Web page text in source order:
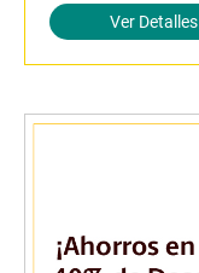
Ver Detalles